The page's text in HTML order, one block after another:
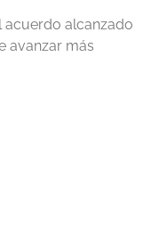
acuerdo alcanzado
avanzar más